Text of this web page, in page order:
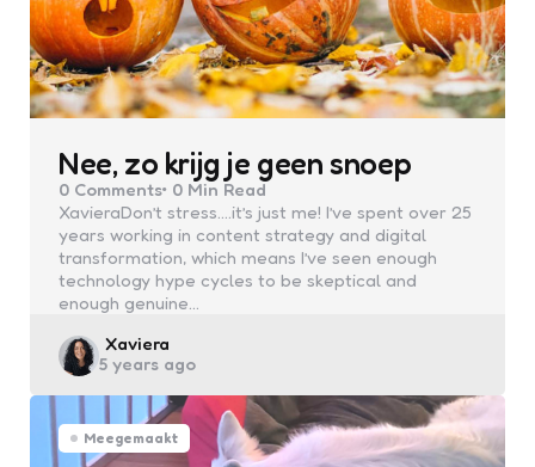
Nee, zo krijg je geen snoep
0 Comments 0 Min Read
XavieraDon’t stress….it’s just me! I’ve spent over 25
years working in content strategy and digital
transformation, which means I’ve seen enough
technology hype cycles to be skeptical and
enough genuine…
Posted
by
Xaviera
5 years ago
Meegemaakt